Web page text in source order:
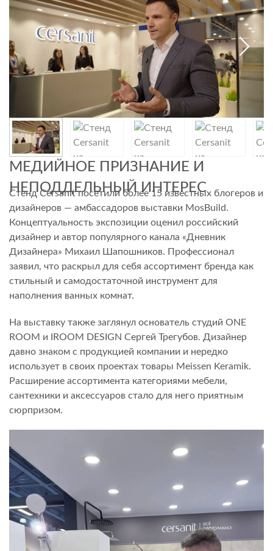
МЕДИЙНОЕ ПРИЗНАНИЕ И
НЕПОДДЕЛЬНЫЙ ИНТЕРЕС
Стенд Cersanit посетили более 15 известных блогеров и
дизайнеров — амбассадоров выставки MosBuild.
Концептуальность экспозиции оценил российский
дизайнер и автор популярного канала «Дневник
Дизайнера» Михаил Шапошников. Профессионал
заявил, что раскрыл для себя ассортимент бренда как
стильный и самодостаточной инструмент для
наполнения ванных комнат.
На выставку также заглянул основатель студий ONE
ROOM и IROOM DESIGN Сергей Трегубов. Дизайнер
давно знаком с продукцией компании и нередко
использует в своих проектах товары Meissen Keramik.
Расширение ассортимента категориями мебели,
сантехники и аксессуаров стало для него приятным
сюрпризом.